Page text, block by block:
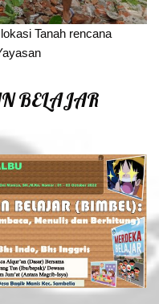
Tanah rencana
BELAJAR